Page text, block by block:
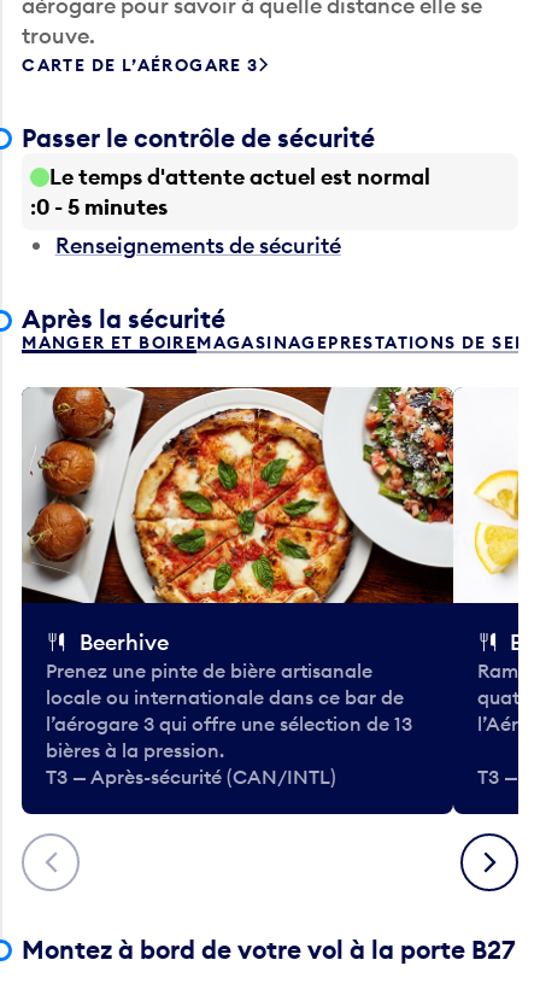
trouve.
CARTE DE L’AÉROGARE 3
Passer le contrôle de sécurité
Le temps d'attente actuel est normal
0 - 5 minutes
Renseignements de sécurité
Après la sécurité
MANGER ET BOIREMAGASINAGEPRESTATIONS DE
Précédent
Beerhive
Prenez une pinte de bière artisanale
locale ou internationale dans ce bar de
l’aérogare 3 qui offre une sélection de 13
bières à la pression.
T3 — Après-sécurité (CAN/INTL)
T3 —
Suivant
Montez à bord de votre vol à la porte B27